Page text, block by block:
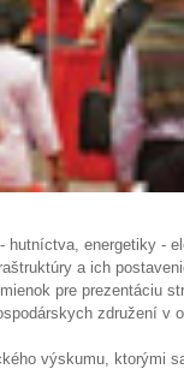
hutníctva, energetiky -
a ich
pre prezentáciu
združení v
výskumu, ktorými